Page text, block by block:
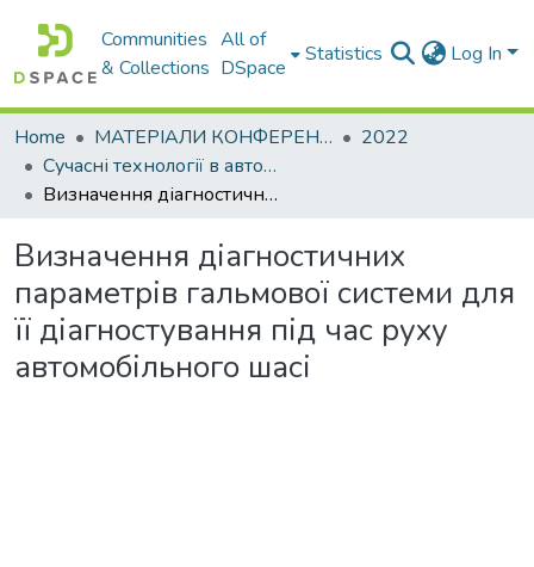
Communities
& Collections
All of
DSpace
Statistics Log In
Home МАТЕРІАЛИ КОНФЕРЕНЦІЙ
2022
Сучасні технології в автомобілебудуванні, транспорті та при підготовці фахівців
Визначення діагностичних параметрів гальмової системи для її діагностування під час руху автомобільного шасі
Визначення діагностичних
параметрів гальмової системи для
її діагностування під час руху
автомобільного шасі